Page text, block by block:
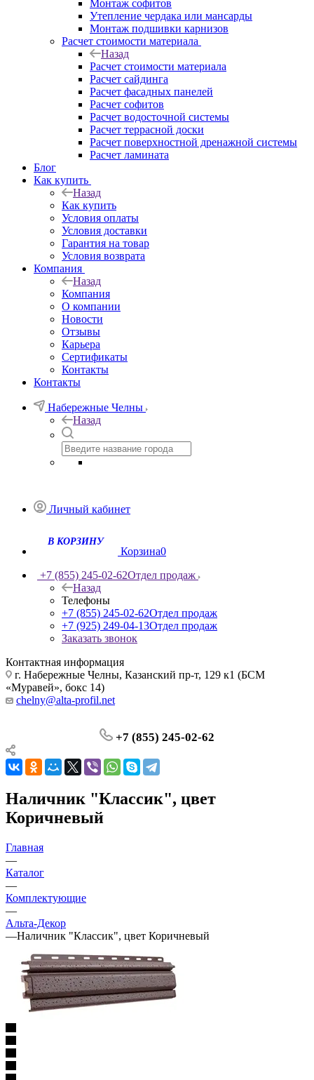
Монтаж софитов
Утепление чердака или мансарды
Монтаж подшивки карнизов
Расчет стоимости материала
Назад
Расчет стоимости материала
Расчет сайдинга
Расчет фасадных панелей
Расчет софитов
Расчет водосточной системы
Расчет террасной доски
Расчет поверхностной дренажной системы
Расчет ламината
Блог
Как купить
Назад
Как купить
Условия оплаты
Условия доставки
Гарантия на товар
Условия возврата
Компания
Назад
Компания
О компании
Новости
Отзывы
Карьера
Сертификаты
Контакты
Контакты
Набережные Челны
Назад
Личный кабинет
Корзина0
+7 (855) 245-02-62Отдел продаж
Назад
Телефоны
+7 (855) 245-02-62Отдел продаж
+7 (925) 249-04-13Отдел продаж
Заказать звонок
Контактная информация
г. Набережные Челны, Казанский пр-т, 129 к1 (БСМ
«Муравей», бокс 14)
chelny@alta-profil.net
+7 (855) 245-02-62
Наличник "Классик", цвет
Коричневый
Главная
—
Каталог
—
Комплектующие
—
Альта-Декор
—Наличник "Классик", цвет Коричневый